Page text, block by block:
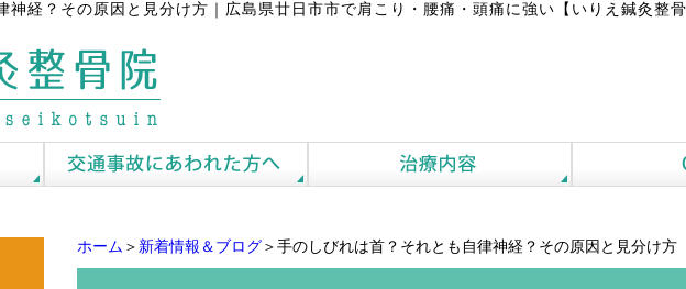
神経？その原因と見分け方 広島県廿日市市で肩こり・腰痛・頭痛に強い【いりえ鍼灸整
ホーム ＞ 新着情報＆ブログ ＞手のしびれは首？それとも自律神経？その原因と見分け方